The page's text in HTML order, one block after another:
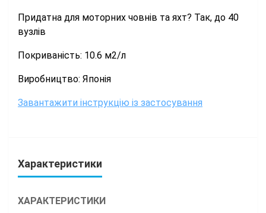
Придатна для моторних човнів та яхт? Так, до 40
вузлів
Покриваність: 10.6 м2/л
Виробництво: Японія
Завантажити інструкцію із застосування
Характеристики
ХАРАКТЕРИСТИКИ